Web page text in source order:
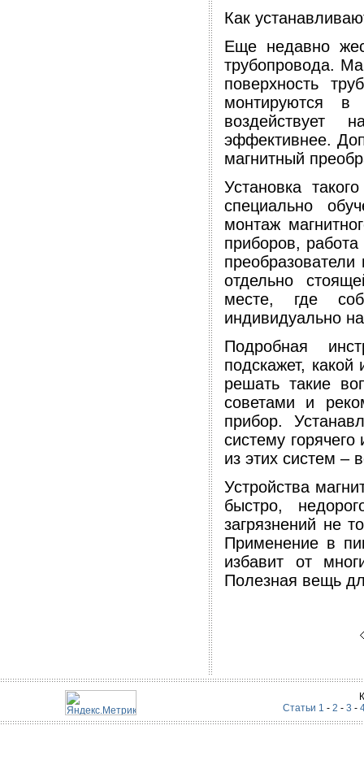
Как
Еще недавно
трубопровода.
поверхность
монтируются в
воздействует
эффективнее.
магнитный
Установка
специально
монтаж
приборов,
отдельно
месте, где
индивидуально
Подробная
подскажет,
решать такие
советами и
прибор.
систему
из этих систем –
Устройства
быстро,
загрязнений не
Применение в
избавит от
Полезная вещь
Статьи 1 - 2 - 3 -